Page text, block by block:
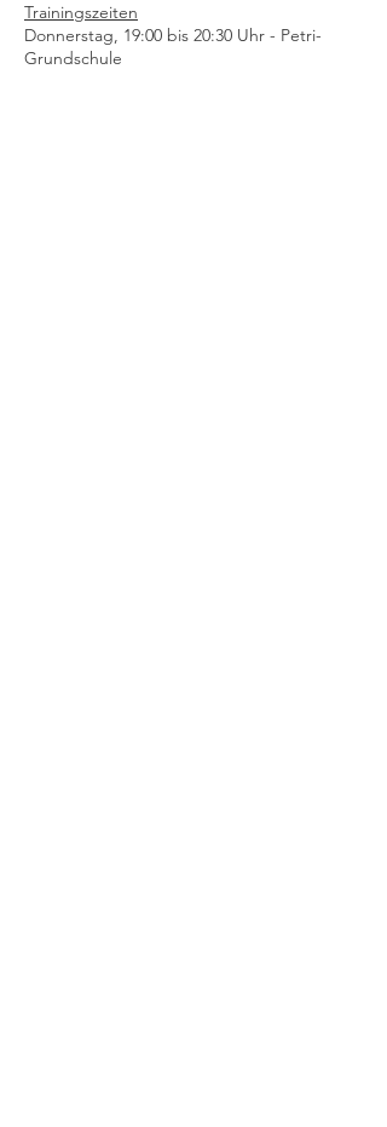
Trainingszeiten
Donnerstag, 19:00 bis 20:30 Uhr - Petri-
Grundschule